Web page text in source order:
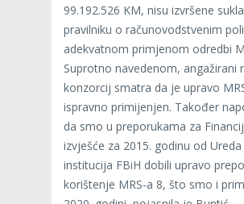
99.192.526 KM, nisu izvršene
pravilniku o računovodstvenim
adekvatnom primjenom odredbi
Suprotno navedenom, angažirani
konzorcij smatra da je upravo
ispravno primijenjen. Također
da smo u preporukama za
izvješće za 2015. godinu od
institucija FBiH dobili upravo
korištenje MRS-a 8, što smo i